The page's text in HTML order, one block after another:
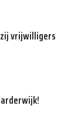
vrijwilligers